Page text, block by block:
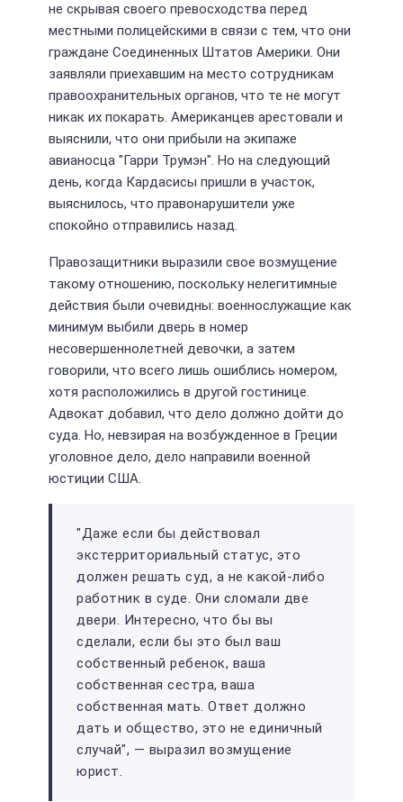
не скрывая своего превосходства перед
местными полицейскими в связи с тем, что они
граждане Соединенных Штатов Америки. Они
заявляли приехавшим на место сотрудникам
правоохранительных органов, что те не могут
никак их покарать. Американцев арестовали и
выяснили, что они прибыли на экипаже
авианосца "Гарри Трумэн". Но на следующий
день, когда Кардасисы пришли в участок,
выяснилось, что правонарушители уже
спокойно отправились назад.
Правозащитники выразили свое возмущение
такому отношению, поскольку нелегитимные
действия были очевидны: военнослужащие как
минимум выбили дверь в номер
несовершеннолетней девочки, а затем
говорили, что всего лишь ошиблись номером,
хотя расположились в другой гостинице.
Адвокат добавил, что дело должно дойти до
суда. Но, невзирая на возбужденное в Греции
уголовное дело, дело направили военной
юстиции США.
"Даже если бы действовал
экстерриториальный статус, это
должен решать суд, а не какой-либо
работник в суде. Они сломали две
двери. Интересно, что бы вы
сделали, если бы это был ваш
собственный ребенок, ваша
собственная сестра, ваша
собственная мать. Ответ должно
дать и общество, это не единичный
случай", — выразил возмущение
юрист.